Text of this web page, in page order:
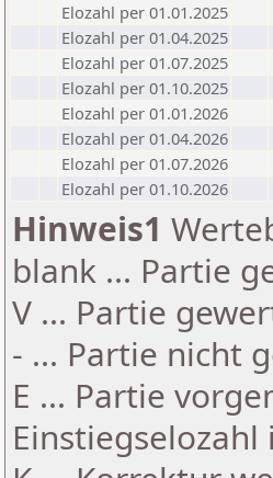
Elozahl per 01.01.2025
Elozahl per 01.04.2025
Elozahl per 01.07.2025
Elozahl per 01.10.2025
Elozahl per 01.01.2026
Elozahl per 01.04.2026
Elozahl per 01.07.2026
Elozahl per 01.10.2026
Hinweis1
blank ... Partie
V ... Partie
- ... Partie nicht
E ... Partie